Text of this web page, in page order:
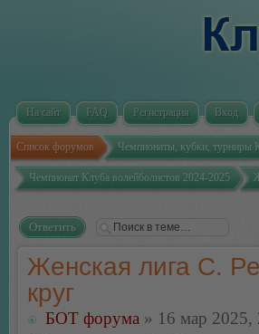
На сайт FAQ Регистрация Вход
Список форумов Чемпионаты, кубки, турниры
Чемпионат Клуба волейболистов 2024-2025
Ответить
Женская лига С.
круг
БОТ форума » 16 мар 2025,